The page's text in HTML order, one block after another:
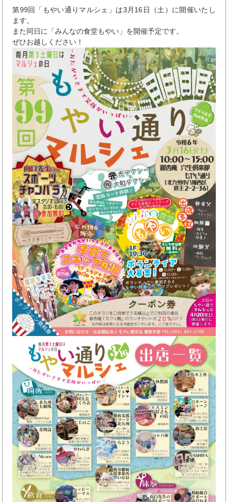
第99回「もやい通りマルシェ」は3月16日（土）に開催いたし
ます。
また同日に「みんなの食堂もやい」を開催予定です。
ぜひお越しください！